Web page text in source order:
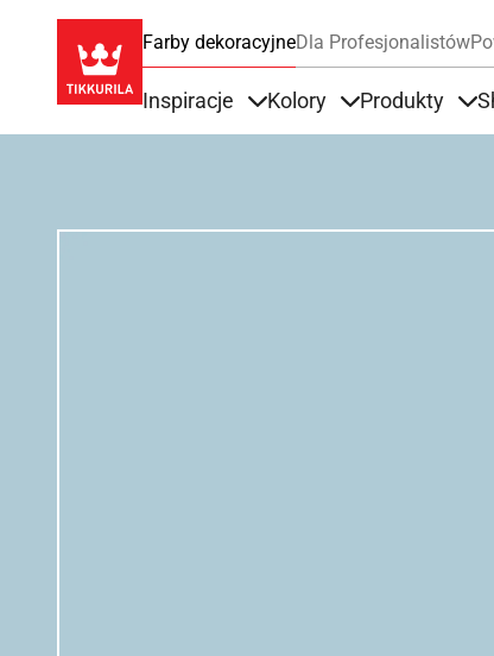
Farby dekoracyjneDla Profesjonalistów
Inspiracje Kolory Produkty